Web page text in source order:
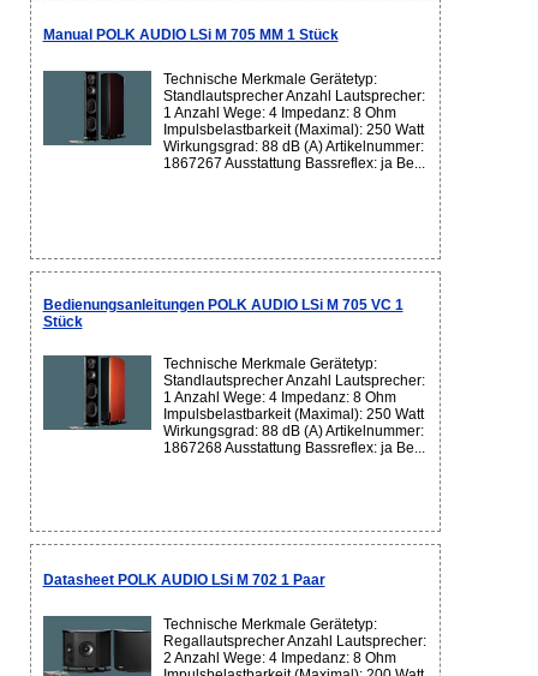
Manual POLK AUDIO LSi M 705 MM 1 Stück
Technische Merkmale Gerätetyp:
Standlautsprecher Anzahl Lautsprecher:
1 Anzahl Wege: 4 Impedanz: 8 Ohm
Impulsbelastbarkeit (Maximal): 250 Watt
Wirkungsgrad: 88 dB (A) Artikelnummer:
1867267 Ausstattung Bassreflex: ja Be...
Bedienungsanleitungen POLK AUDIO LSi M 705 VC 1
Stück
Technische Merkmale Gerätetyp:
Standlautsprecher Anzahl Lautsprecher:
1 Anzahl Wege: 4 Impedanz: 8 Ohm
Impulsbelastbarkeit (Maximal): 250 Watt
Wirkungsgrad: 88 dB (A) Artikelnummer:
1867268 Ausstattung Bassreflex: ja Be...
Datasheet POLK AUDIO LSi M 702 1 Paar
Technische Merkmale Gerätetyp:
Regallautsprecher Anzahl Lautsprecher:
2 Anzahl Wege: 4 Impedanz: 8 Ohm